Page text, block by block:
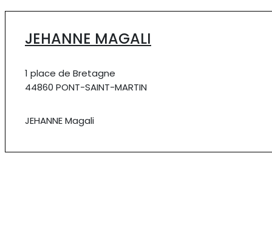
JEHANNE MAGALI
1 place de Bretagne
44860 PONT-SAINT-MARTIN
JEHANNE Magali